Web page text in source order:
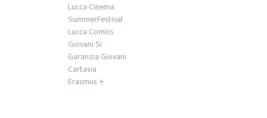
Lucca Cinema
SummerFestival
Lucca Comics
Giovani Sì
Garanzia Giovani
Cartasia
Erasmus +